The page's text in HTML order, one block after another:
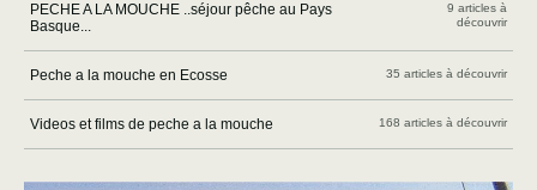
PECHE A LA MOUCHE ..séjour pêche au Pays
Basque...
9 articles à
découvrir
Peche a la mouche en Ecosse 35 articles à découvrir
Videos et films de peche a la mouche 168 articles à découvrir